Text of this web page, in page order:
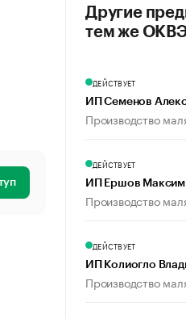
Другие
тем же
ДЕЙСТВУЕТ
ИП Семенов
Производство
ДЕЙСТВУЕТ
ИП Ершов Максим
Производство
ДЕЙСТВУЕТ
ИП Колиогло
Производство